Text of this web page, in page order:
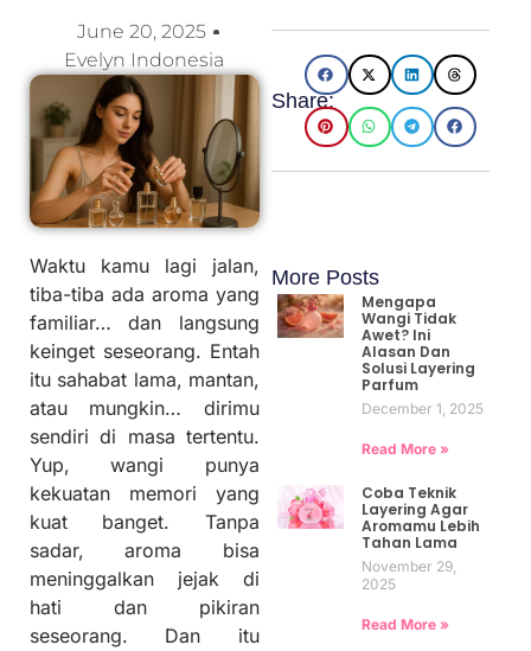
June 20, 2025
Evelyn Indonesia
Waktu kamu lagi jalan,
tiba-tiba ada aroma yang
familiar… dan langsung
keinget seseorang. Entah
itu sahabat lama, mantan,
atau mungkin… dirimu
sendiri di masa tertentu.
Yup, wangi punya
kekuatan memori yang
kuat banget. Tanpa
sadar, aroma bisa
meninggalkan jejak di
hati dan pikiran
seseorang. Dan itu
Share:
More Posts
Mengapa
Wangi Tidak
Awet? Ini
Alasan Dan
Solusi Layering
Parfum
December 1, 2025
Read More »
Coba Teknik
Layering Agar
Aromamu Lebih
Tahan Lama
November 29,
2025
Read More »